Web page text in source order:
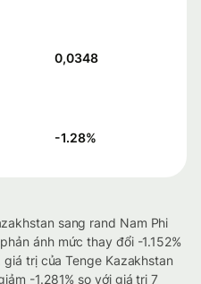
0,0348
-1.28%
sang rand Nam Phi
ánh mức thay đổi -1.152%
trị của Tenge Kazakhstan
-1.281% so với giá trị 7